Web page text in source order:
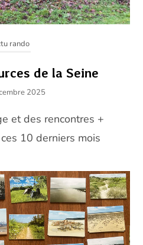
rando
de la Seine
2025
et des rencontres +
10 derniers mois